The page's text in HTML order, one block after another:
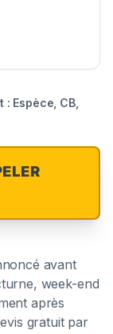
Espèce, CB,
avant
week-end
après
gratuit par